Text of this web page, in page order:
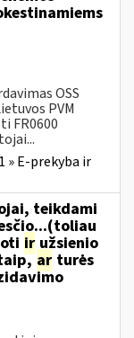
OSS
PVM
FR0600
» E-prekyba ir
teikdami
ir užsienio
ar turės